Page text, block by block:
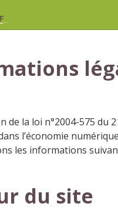
de la loi n°2004-575 du
l’économie
les informations
du site